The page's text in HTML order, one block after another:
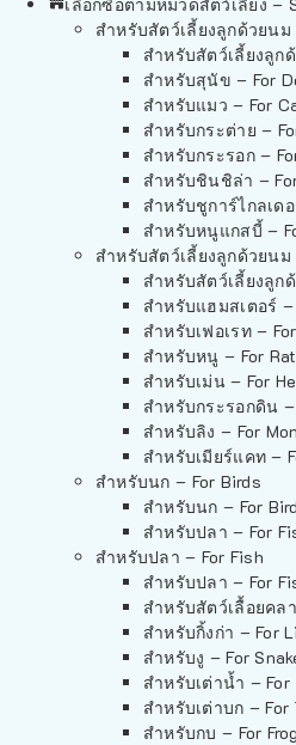
สำหรับสัตว์เลี้ยงลูกด้วยนม
สำหรับสัตว์เลี้ยงลูก
สำหรับสุนัข – For
สำหรับแมว – For
สำหรับกระต่าย –
สำหรับกระรอก –
สำหรับชินชิล่า –
สำหรับชูการ์ไกลเด
สำหรับหนูแกสบี้ –
สำหรับสัตว์เลี้ยงลูกด้วยนม
สำหรับสัตว์เลี้ยงลูก
สำหรับแฮมสเตอร์ –
สำหรับเฟอเรท –
สำหรับหนู – For
สำหรับเม่น – For
สำหรับกระรอกดิน
สำหรับลิง – For
สำหรับเมียร์แคท –
สำหรับนก – For Birds
สำหรับนก – For
สำหรับปลา – For
สำหรับปลา – For Fish
สำหรับปลา – For
สำหรับสัตว์เลื้อยคล
สำหรับกิ้งก่า – For
สำหรับงู – For
สำหรับเต่าน้ำ –
สำหรับเต่าบก –
สำหรับกบ – For